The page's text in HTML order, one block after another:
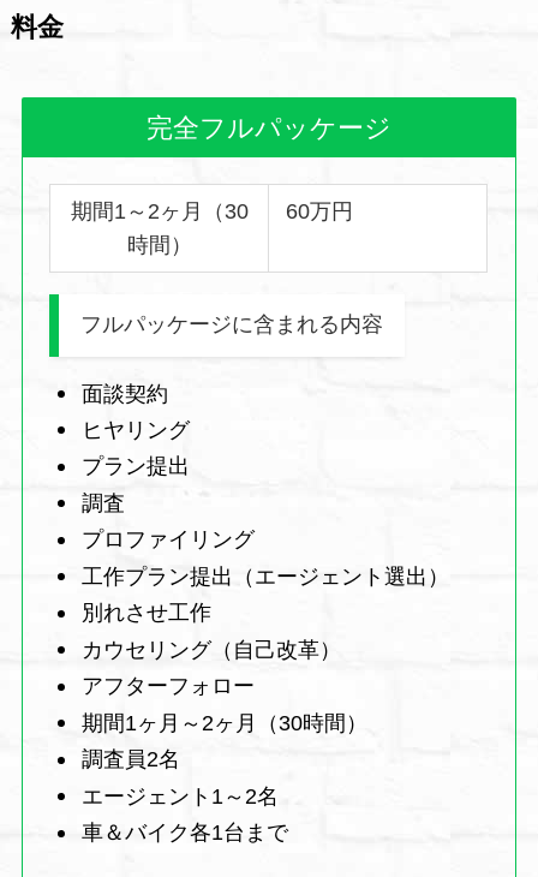
料金
完全フルパッケージ
期間1～2ヶ月（30
時間）
60万円
フルパッケージに含まれる内容
面談契約
ヒヤリング
プラン提出
調査
プロファイリング
工作プラン提出（エージェント選出）
別れさせ工作
カウセリング（自己改革）
アフターフォロー
期間1ヶ月～2ヶ月（30時間）
調査員2名
エージェント1～2名
車＆バイク各1台まで